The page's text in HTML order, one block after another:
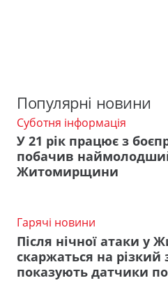
Популярні новини
Суботня інформація
У 21 рік працює з
побачив
Житомирщини
Гарячі новини
Після нічної атаки у
скаржаться на різкий
показують датчики